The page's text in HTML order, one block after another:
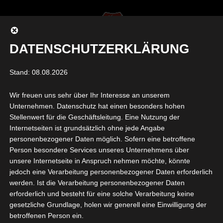
IMG_3618 KOPIE
vonDaniel Raab|Okt. 12, 2020|0 Kommentare
DATENSCHUTZERKLÄRUNG
Stand: 08.08.2026
Wir freuen uns sehr über Ihr Interesse an unserem
Unternehmen. Datenschutz hat einen besonders hohen
Stellenwert für die Geschäftsleitung. Eine Nutzung der
Internetseiten ist grundsätzlich ohne jede Angabe
personenbezogener Daten möglich. Sofern eine betroffene
Person besondere Services unseres Unternehmens über
unsere Internetseite in Anspruch nehmen möchte, könnte
jedoch eine Verarbeitung personenbezogener Daten erforderlich
werden. Ist die Verarbeitung personenbezogener Daten
erforderlich und besteht für eine solche Verarbeitung keine
gesetzliche Grundlage, holen wir generell eine Einwilligung der
betroffenen Person ein.